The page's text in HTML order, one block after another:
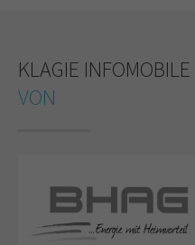
KLAGIE INFOMOBILE
VON